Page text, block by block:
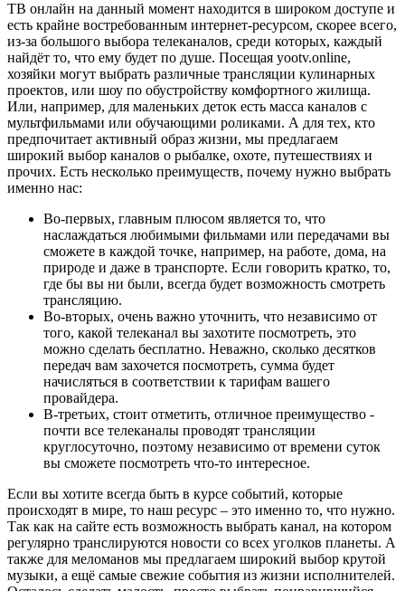
ТВ онлайн на данный момент находится в широком доступе и
есть крайне востребованным интернет-ресурсом, скорее всего,
из-за большого выбора телеканалов, среди которых, каждый
найдёт то, что ему будет по душе. Посещая yootv.online,
хозяйки могут выбрать различные трансляции кулинарных
проектов, или шоу по обустройству комфортного жилища.
Или, например, для маленьких деток есть масса каналов с
мультфильмами или обучающими роликами. А для тех, кто
предпочитает активный образ жизни, мы предлагаем
широкий выбор каналов о рыбалке, охоте, путешествиях и
прочих. Есть несколько преимуществ, почему нужно выбрать
именно нас:
Во-первых, главным плюсом является то, что
наслаждаться любимыми фильмами или передачами вы
сможете в каждой точке, например, на работе, дома, на
природе и даже в транспорте. Если говорить кратко, то,
где бы вы ни были, всегда будет возможность смотреть
трансляцию.
Во-вторых, очень важно уточнить, что независимо от
того, какой телеканал вы захотите посмотреть, это
можно сделать бесплатно. Неважно, сколько десятков
передач вам захочется посмотреть, сумма будет
начисляться в соответствии к тарифам вашего
провайдера.
В-третьих, стоит отметить, отличное преимущество -
почти все телеканалы проводят трансляции
круглосуточно, поэтому независимо от времени суток
вы сможете посмотреть что-то интересное.
Если вы хотите всегда быть в курсе событий, которые
происходят в мире, то наш ресурс – это именно то, что нужно.
Так как на сайте есть возможность выбрать канал, на котором
регулярно транслируются новости со всех уголков планеты. А
также для меломанов мы предлагаем широкий выбор крутой
музыки, а ещё самые свежие события из жизни исполнителей.